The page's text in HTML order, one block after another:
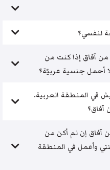
لنفسي؟
آفاق إذا كنت من
أحمل جنسية عربيّة؟
في المنطقة العربية.
آفاق إن لم أكن من
وأعمل في المنطقة